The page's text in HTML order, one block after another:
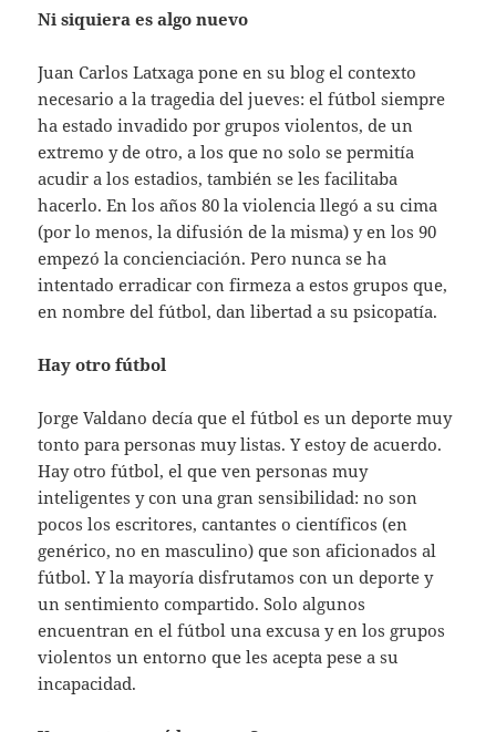
Ni siquiera es algo nuevo
Juan Carlos Latxaga pone en su blog el contexto
necesario a la tragedia del jueves: el fútbol siempre
ha estado invadido por grupos violentos, de un
extremo y de otro, a los que no solo se permitía
acudir a los estadios, también se les facilitaba
hacerlo. En los años 80 la violencia llegó a su cima
(por lo menos, la difusión de la misma) y en los 90
empezó la concienciación. Pero nunca se ha
intentado erradicar con firmeza a estos grupos que,
en nombre del fútbol, dan libertad a su psicopatía.
Hay otro fútbol
Jorge Valdano decía que el fútbol es un deporte muy
tonto para personas muy listas. Y estoy de acuerdo.
Hay otro fútbol, el que ven personas muy
inteligentes y con una gran sensibilidad: no son
pocos los escritores, cantantes o científicos (en
genérico, no en masculino) que son aficionados al
fútbol. Y la mayoría disfrutamos con un deporte y
un sentimiento compartido. Solo algunos
encuentran en el fútbol una excusa y en los grupos
violentos un entorno que les acepta pese a su
incapacidad.